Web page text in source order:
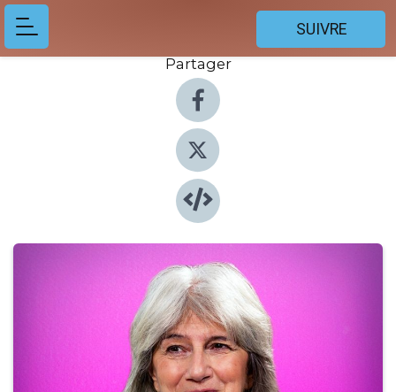
SUIVRE
Partager